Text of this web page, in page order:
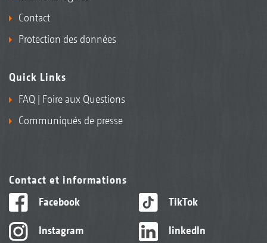
Contact
Protection des données
Quick Links
FAQ | Foire aux Questions
Communiqués de presse
Contact et informations
Facebook
Instagram
TikTok
linkedIn